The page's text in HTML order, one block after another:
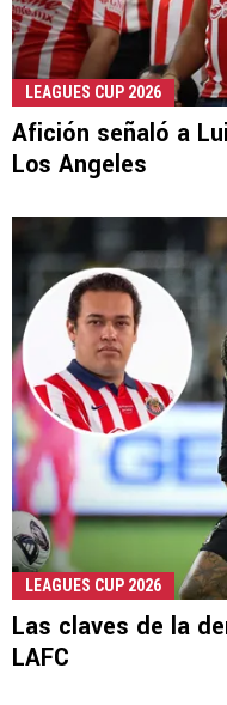
LEAGUES CUP 2026
Afición señaló a
Los Angeles
LEAGUES CUP 2026
Las claves de la
LAFC